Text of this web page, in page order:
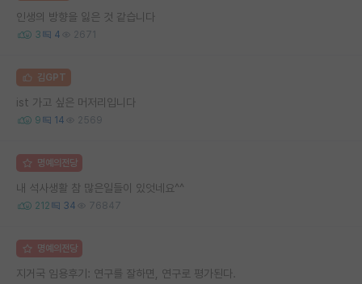
인생의 방향을 잃은 것 같습니다
3 4 2671
김GPT
ist 가고 싶은 머저리입니다
9 14 2569
명예의전당
내 석사생활 참 많은일들이 있엇네요^^
212 34 76847
명예의전당
지거국 임용후기: 연구를 잘하면, 연구로 평가된다.